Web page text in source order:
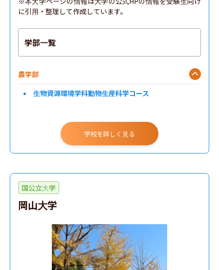
に引用・整理して作成しています。
学部一覧
農学部
生物資源環境学科動物生産科学コース
学校を詳しく見る
国公立大学
岡山大学